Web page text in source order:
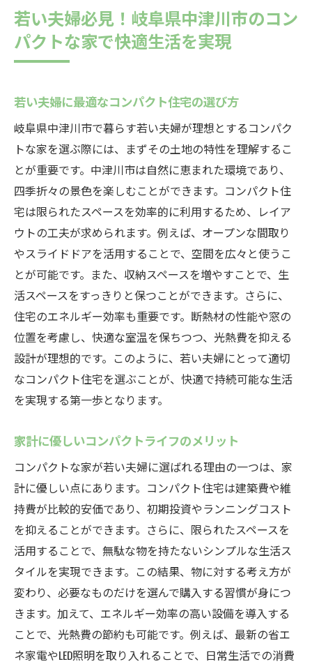
若い夫婦必見！岐阜県中津川市のコン
パクトな家で快適生活を実現
若い夫婦に最適なコンパクト住宅の選び方
岐阜県中津川市で暮らす若い夫婦が理想とするコンパク
トな家を選ぶ際には、まずその土地の特性を理解するこ
とが重要です。中津川市は自然に恵まれた環境であり、
四季折々の景色を楽しむことができます。コンパクト住
宅は限られたスペースを効率的に利用するため、レイア
ウトの工夫が求められます。例えば、オープンな間取り
やスライドドアを活用することで、空間を広々と使うこ
とが可能です。また、収納スペースを増やすことで、生
活スペースをすっきりと保つことができます。さらに、
住宅のエネルギー効率も重要です。断熱材の性能や窓の
位置を考慮し、快適な室温を保ちつつ、光熱費を抑える
設計が理想的です。このように、若い夫婦にとって適切
なコンパクト住宅を選ぶことが、快適で持続可能な生活
を実現する第一歩となります。
家計に優しいコンパクトライフのメリット
コンパクトな家が若い夫婦に選ばれる理由の一つは、家
計に優しい点にあります。コンパクト住宅は建築費や維
持費が比較的安価であり、初期投資やランニングコスト
を抑えることができます。さらに、限られたスペースを
活用することで、無駄な物を持たないシンプルな生活ス
タイルを実現できます。この結果、物に対する考え方が
変わり、必要なものだけを選んで購入する習慣が身につ
きます。加えて、エネルギー効率の高い設備を導入する
ことで、光熱費の節約も可能です。例えば、最新の省エ
ネ家電やLED照明を取り入れることで、日常生活での消費